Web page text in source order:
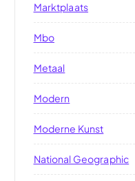
Marktplaats
Mbo
Metaal
Modern
Moderne Kunst
National Geographic